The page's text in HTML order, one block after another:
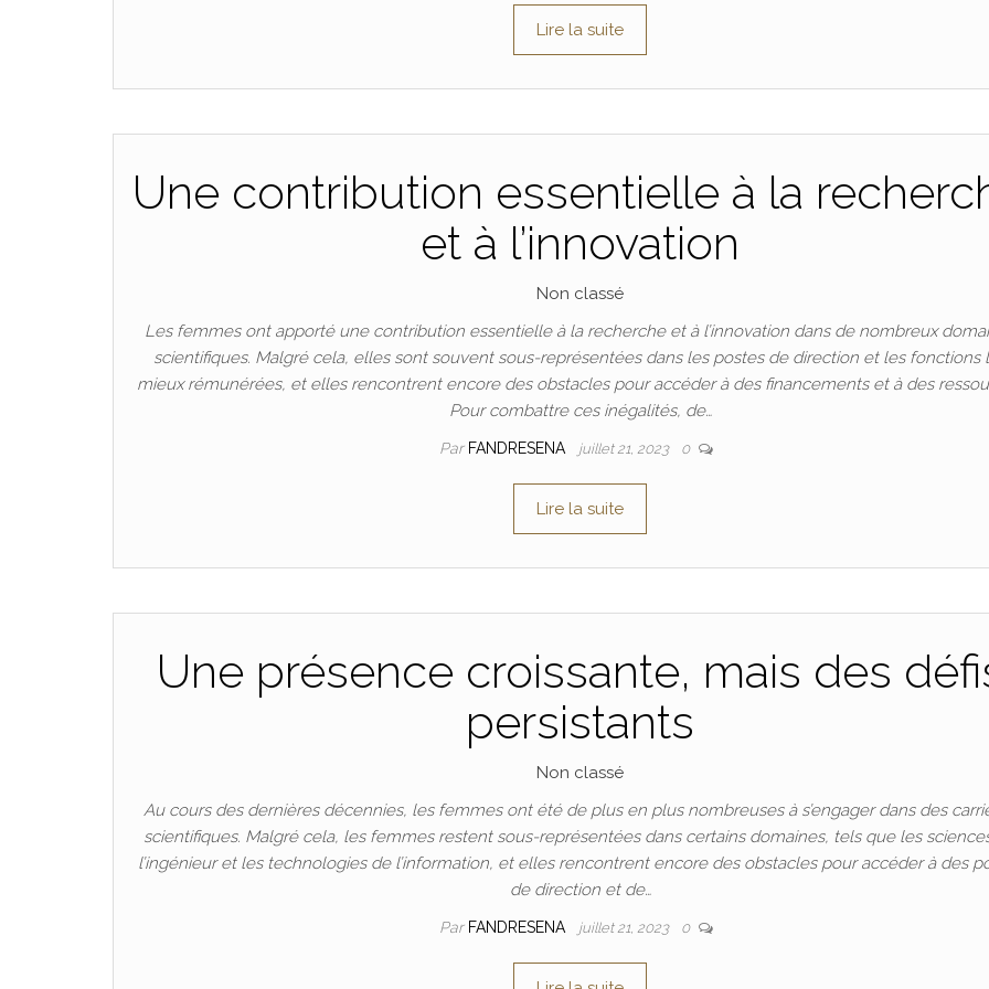
Lire la suite
Une contribution essentielle à la
et à l’innovation
Non classé
Les femmes ont apporté une contribution essentielle à la recherche et à l’innovation dans de nombreux
scientifiques. Malgré cela, elles sont souvent sous-représentées dans les postes de direction et les fonctions
mieux rémunérées, et elles rencontrent encore des obstacles pour accéder à des financements et à des
Pour combattre ces inégalités, de…
Par FANDRESENA juillet 21, 2023 0
Lire la suite
Une présence croissante, mais des
persistants
Non classé
Au cours des dernières décennies, les femmes ont été de plus en plus nombreuses à s’engager dans des
scientifiques. Malgré cela, les femmes restent sous-représentées dans certains domaines, tels que les
l’ingénieur et les technologies de l’information, et elles rencontrent encore des obstacles pour accéder à des
de direction et de…
Par FANDRESENA juillet 21, 2023 0